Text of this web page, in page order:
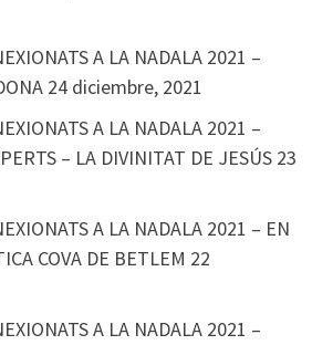
A LA NADALA 2021 –
24 diciembre, 2021
A LA NADALA 2021 –
– LA DIVINITAT DE JESÚS 23
A LA NADALA 2021 – EN
COVA DE BETLEM 22
A LA NADALA 2021 –